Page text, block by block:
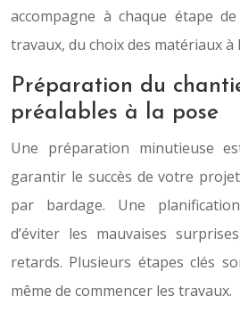
accompagne à chaque étape
travaux, du choix des matériaux
Préparation du
préalables à la pose
Une préparation minutieuse
garantir le succès de votre
par bardage. Une
d’éviter les mauvaises
retards. Plusieurs étapes clés
même de commencer les travaux.